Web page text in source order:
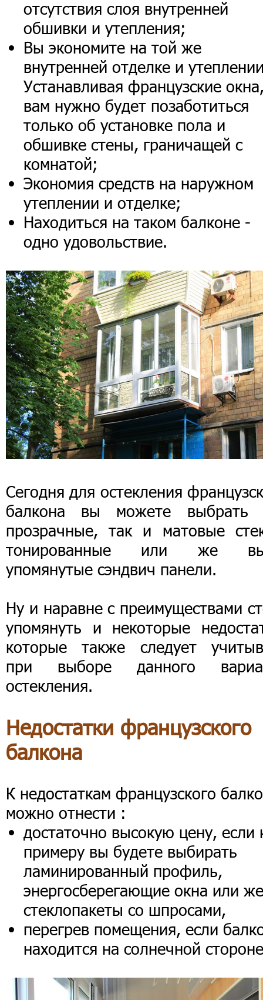
отсутствия слоя внутренней
обшивки и утепления;
Вы экономите на той же
внутренней отделке и
Устанавливая французские
вам нужно будет позаботиться
только об установке пола и
обшивке стены, граничащей с
комнатой;
Экономия средств на наружном
утеплении и отделке;
Находиться на таком балконе -
одно удовольствие.
Сегодня для остекления
балкона вы можете выбрать
прозрачные, так и матовые
тонированные или же
упомянутые сэндвич панели.
Ну и наравне с преимуществами
упомянуть и некоторые
которые также следует
при выборе данного
остекления.
Недостатки французского
балкона
К недостаткам французского
можно отнести :
достаточно высокую цену, если
примеру вы будете выбирать
ламинированный профиль,
энергосберегающие окна или же
стеклопакеты со шпросами,
перегрев помещения, если
находится на солнечной